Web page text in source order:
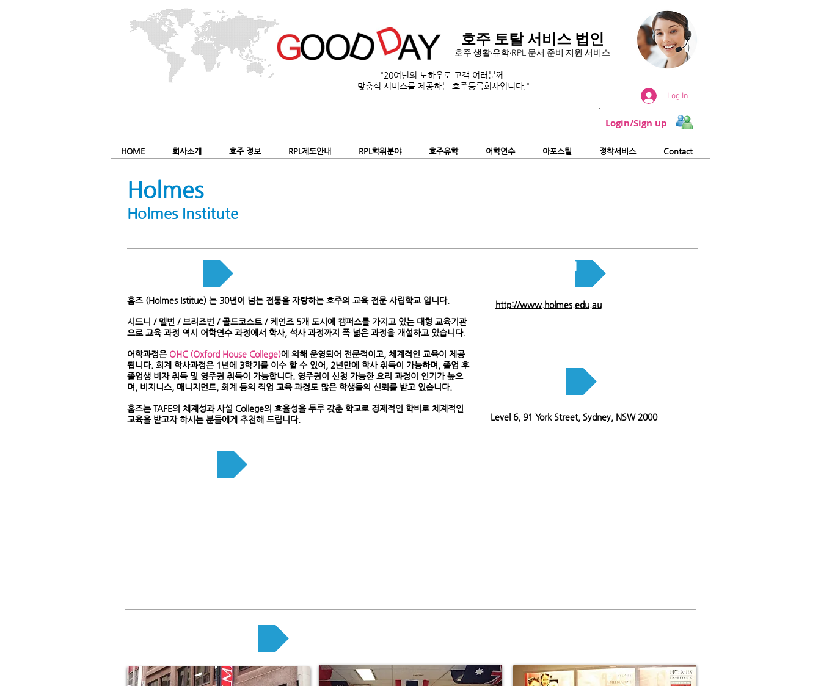
호주 토탈 서비스 법인
호주 생활·유학·RPL·문서 준비 지원 서비스
"20여년의 노하우로 고객 여러분께
맞춤식 서비스를 제공하는 호주등록회사입니다."
Log In
Login/Sign up
HOME 회사소개 호주 정보 RPL제도안내 RPL학위분야 호주유학 어학연수 아포스틸 정착서비스 Contact
Holmes
Holmes Institute
홈즈 (Holmes Istitue) 는 30년이 넘는 전통을 자랑하는 호주의 교육 전문 사립학교 입니다.
시드니 / 멜번 / 브리즈번 / 골드코스트 / 케언즈 5개 도시에 캠퍼스를 가지고 있는 대형 교육기관
으로 교육 과정 역시 어학연수 과정에서 학사, 석사 과정까지 폭 넓은 과정을 개설하고 있습니다.
어학과정은 OHC (Oxford House College)에 의해 운영되어 전문적이고, 체계적인 교육이 제공
됩니다. 회계 학사과정은 1년에 3학기를 이수 할 수 있어, 2년만에 학사 취득이 가능하며, 졸업 후
졸업생 비자 취득 및 영주권 취득이 가능합니다. 영주권이 신청 가능한 요리 과정이 인기가 높으
며, 비지니스, 매니지먼트, 회계 등의 직업 교육 과정도 많은 학생들의 신뢰를 받고 있습니다.
홈즈는 TAFE의 체계성과 사설 College의 효율성을 두루 갖춘 학교로 경제적인 학비로 체계적인
교육을 받고자 하시는 분들에게 추천해 드립니다.
http://www.holmes.edu.au
Level 6, 91 York Street, Sydney, NSW 2000